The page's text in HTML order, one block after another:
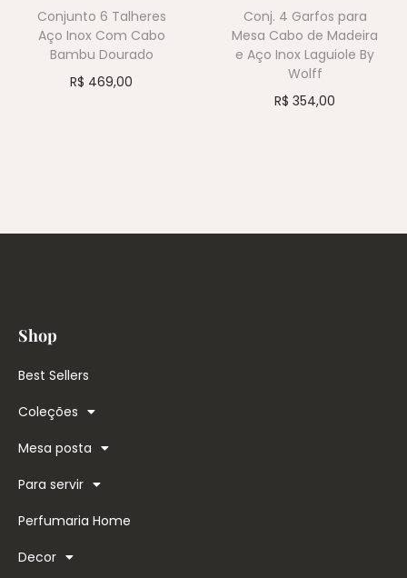
Conjunto 6 Talheres
Aço Inox Com Cabo
Bambu Dourado
R$ 469,00
Conj. 4 Garfos para
Mesa Cabo de Madeira
e Aço Inox Laguiole By
Wolff
R$ 354,00
Shop
Best Sellers
Coleções
Mesa posta
Para servir
Perfumaria Home
Decor